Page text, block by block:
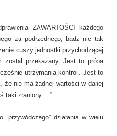
ZAWARTOŚCI każdego
za podrzędnego, bądź nie tak
duszy jednostki przychodzącej
przekazany. Jest to próba
utrzymania kontroli. Jest to
że nie ma żadnej wartości w danej
taki zraniony …”.
działania w wielu